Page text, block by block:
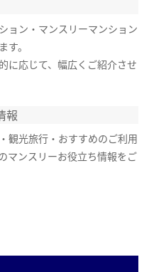
ョン・マンスリーマンション
す。
に応じて、幅広くご紹介させ
報
観光旅行・おすすめのご利用
マンスリーお役立ち情報をご